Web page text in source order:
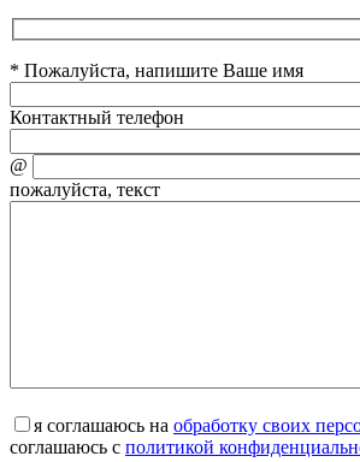
* Пожалуйста, напишите Ваше имя
Контактный телефон
@
пожалуйста, текст
я соглашаюсь на обработку своих
соглашаюсь с политикой